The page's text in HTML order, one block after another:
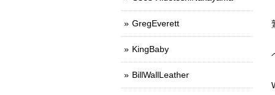
GregEverett
KingBaby
BillWallLeather